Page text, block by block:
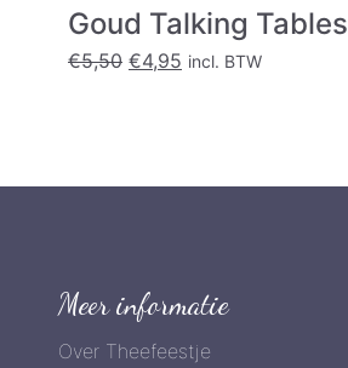
Goud Talking Tables
€5,50 Oorspronkelijke
€4,95 Huidige
incl. BTW
Meer informatie
Over Theefeestje